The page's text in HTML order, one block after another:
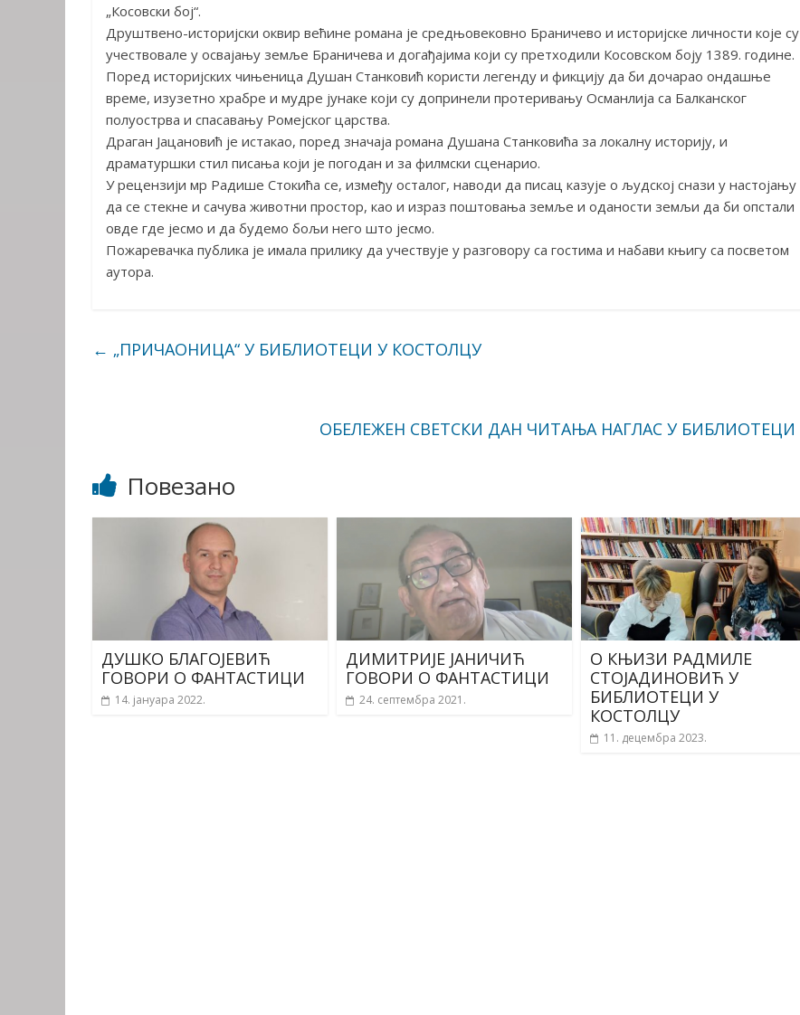
„Косовски бој“.
Друштвено-историјски оквир већине романа је средњовековно Браничево и историјске личности које су
учествовале у освајању земље Браничева и догађајима који су претходили Косовском боју 1389. године.
Поред историјских чињеница Душан Станковић користи легенду и фикцију да би дочарао ондашње
време, изузетно храбре и мудре јунаке који су допринели протеривању Османлија са Балканског
полуострва и спасавању Ромејског царства.
Драган Јацановић је истакао, поред значаја романа Душана Станковића за локалну историју, и
драматуршки стил писања који је погодан и за филмски сценарио.
У рецензији мр Радише Стокића се, између осталог, наводи да писац казује о људској снази у настојању
да се стекне и сачува животни простор, као и израз поштовања земље и оданости земљи да би опстали
овде где јесмо и да будемо бољи него што јесмо.
Пожаревачка публика је имала прилику да учествује у разговору са гостима и набави књигу са посветом
аутора.
← „ПРИЧАОНИЦА“ У БИБЛИОТЕЦИ У КОСТОЛЦУ
ОБЕЛЕЖЕН СВЕТСКИ ДАН ЧИТАЊА НАГЛАС У БИБЛИОТЕЦИ
Повезано
ДУШКО БЛАГОЈЕВИЋ
ГОВОРИ О ФАНТАСТИЦИ
14. јануара 2022.
ДИМИТРИЈЕ ЈАНИЧИЋ
ГОВОРИ О ФАНТАСТИЦИ
24. септембра 2021.
О КЊИЗИ РАДМИЛЕ
СТОЈАДИНОВИЋ У
БИБЛИОТЕЦИ У
КОСТОЛЦУ
11. децембра 2023.